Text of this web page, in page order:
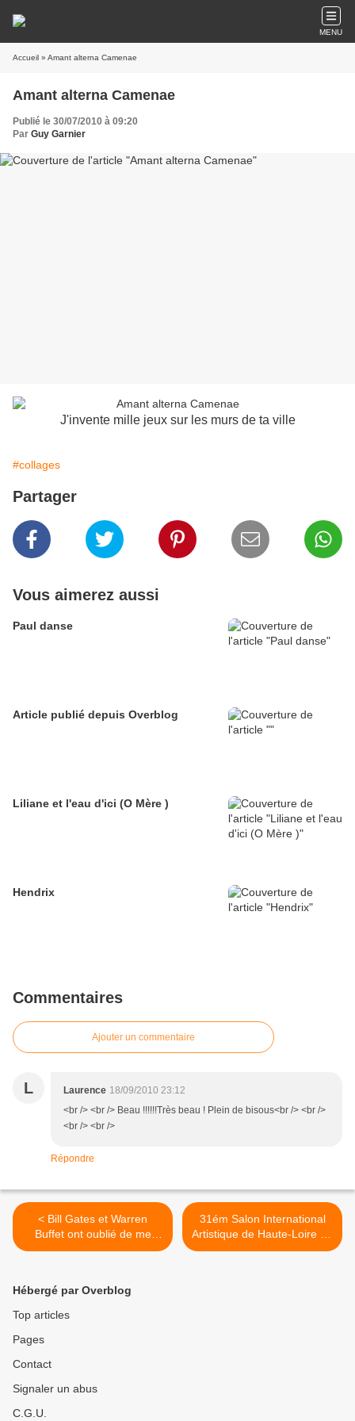
MENU
Accueil » Amant alterna Camenae
Amant alterna Camenae
Publié le 30/07/2010 à 09:20
Par Guy Garnier
J'invente mille jeux sur les murs de ta ville
#collages
Partager
Vous aimerez aussi
Paul danse
Article publié depuis Overblog
Liliane et l'eau d'ici (O Mère )
Hendrix
Commentaires
Ajouter un commentaire
L Laurence 18/09/2010 23:12
<br /> <br /> Beau !!!!!!Très beau ! Plein de bisous<br /> <br />
<br /> <br />
Répondre
< Bill Gates et Warren
Buffet ont oublié de me
contacter pour le partage
pour réparer ça !!!!!
31ém Salon International
Artistique de Haute-Loire au
Puy en Velay du 12 au 22
Hébergé par Overblog
Top articles
Pages
Contact
Signaler un abus
C.G.U.